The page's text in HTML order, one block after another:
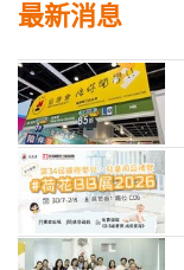
最新消息